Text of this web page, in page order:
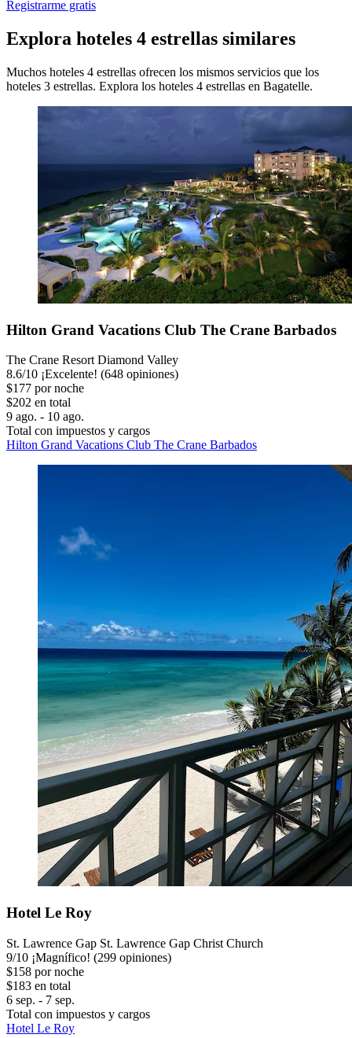
Registrarme gratis
Explora hoteles 4 estrellas similares
Muchos hoteles 4 estrellas ofrecen los mismos servicios que los
hoteles 3 estrellas. Explora los hoteles 4 estrellas en Bagatelle.
Hilton Grand Vacations Club The Crane Barbados
The Crane Resort Diamond Valley
8.6/10 ¡Excelente! (648 opiniones)
$177 por noche
$202 en total
9 ago. - 10 ago.
Total con impuestos y cargos
Hilton Grand Vacations Club The Crane Barbados
Hotel Le Roy
St. Lawrence Gap St. Lawrence Gap Christ Church
9/10 ¡Magnífico! (299 opiniones)
$158 por noche
$183 en total
6 sep. - 7 sep.
Total con impuestos y cargos
Hotel Le Roy